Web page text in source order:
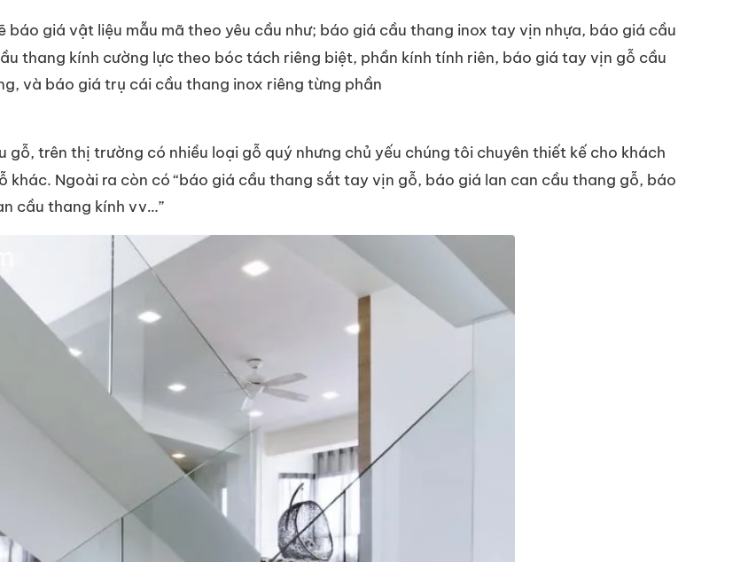
giá vật liệu mẫu mã theo yêu cầu như; báo giá cầu thang inox tay vịn nhựa, báo giá cầu
thang kính cường lực theo bóc tách riêng biệt, phần kính tính riên, báo giá tay vịn gỗ cầu
và báo giá trụ cái cầu thang inox riêng từng phần
trên thị trường có nhiều loại gỗ quý nhưng chủ yếu chúng tôi chuyên thiết kế cho khách
Ngoài ra còn có “báo giá cầu thang sắt tay vịn gỗ, báo giá lan can cầu thang gỗ, báo
cầu thang kính vv…”